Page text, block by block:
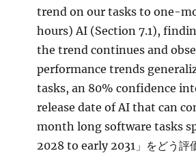
trend on our tasks to one-
hours) AI (Section 7.1),
the trend continues and
performance trends
tasks, an 80% confidence
release date of AI that can
month long software tasks
2028 to early 2031」をどう評